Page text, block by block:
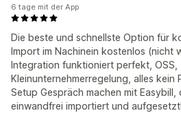
Die beste und schnellste Option für
Import im Nachinein kostenlos (nicht
Integration funktioniert perfekt, OSS,
Kleinunternehmerregelung, alles kein
Setup Gespräch machen mit Easybill,
einwandfrei importiert und
6 tage mit der App